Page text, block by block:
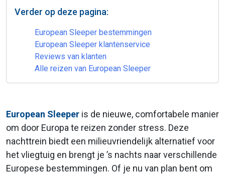
Verder op deze pagina:
European Sleeper bestemmingen
European Sleeper klantenservice
Reviews van klanten
Alle reizen van European Sleeper
European Sleeper is de nieuwe, comfortabele manier
om door Europa te reizen zonder stress. Deze
nachttrein biedt een milieuvriendelijk alternatief voor
het vliegtuig en brengt je ’s nachts naar verschillende
Europese bestemmingen. Of je nu van plan bent om